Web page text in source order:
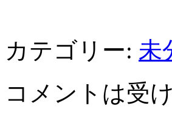
カテゴリー: 未
コメントは受